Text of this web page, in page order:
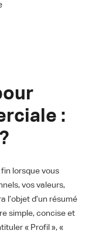
:
lorsque vous
vos valeurs,
l’objet d’un résumé
simple, concise et
« Profil », «